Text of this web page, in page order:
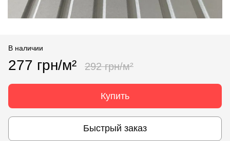
В наличии
277 грн/м² 292 грн/м²
Купить
Быстрый заказ